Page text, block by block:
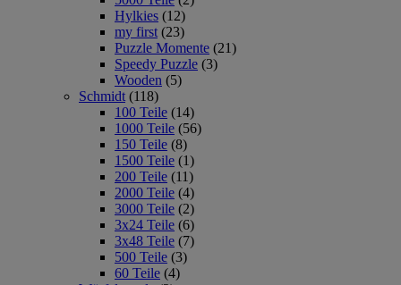
Hylkies (12)
my first (23)
Puzzle Momente (21)
Speedy Puzzle (3)
Wooden (5)
Schmidt (118)
100 Teile (14)
1000 Teile (56)
150 Teile (8)
1500 Teile (1)
200 Teile (11)
2000 Teile (4)
3000 Teile (2)
3x24 Teile (6)
3x48 Teile (7)
500 Teile (3)
60 Teile (4)